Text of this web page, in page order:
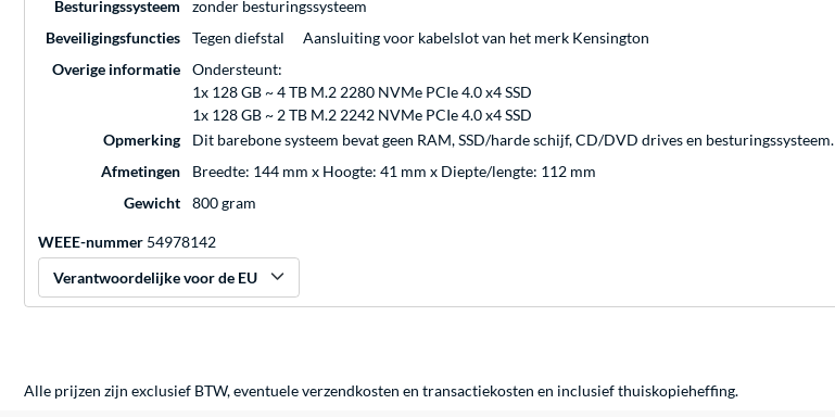
Besturingssysteem
zonder besturingssysteem
Beveiligingsfuncties
Tegen diefstal
Aansluiting voor kabelslot van het merk Kensington
Overige informatie
Ondersteunt:
1x 128 GB ~ 4 TB M.2 2280 NVMe PCIe 4.0 x4 SSD
1x 128 GB ~ 2 TB M.2 2242 NVMe PCIe 4.0 x4 SSD
Opmerking
Dit barebone systeem bevat geen RAM, SSD/harde schijf, CD/DVD drives en besturingssysteem.
Afmetingen
Breedte: 144 mm x Hoogte: 41 mm x Diepte/lengte: 112 mm
Gewicht
800 gram
WEEE-nummer 54978142
Verantwoordelijke voor de EU
Alle prijzen zijn exclusief BTW, eventuele verzendkosten en transactiekosten en inclusief thuiskopieheffing.